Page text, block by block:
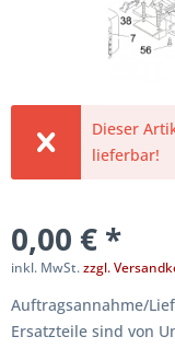
Dieser
lieferbar!
0,00 € *
inkl. MwSt.zzgl.
Auftragsannahme/
Ersatzteile sind von